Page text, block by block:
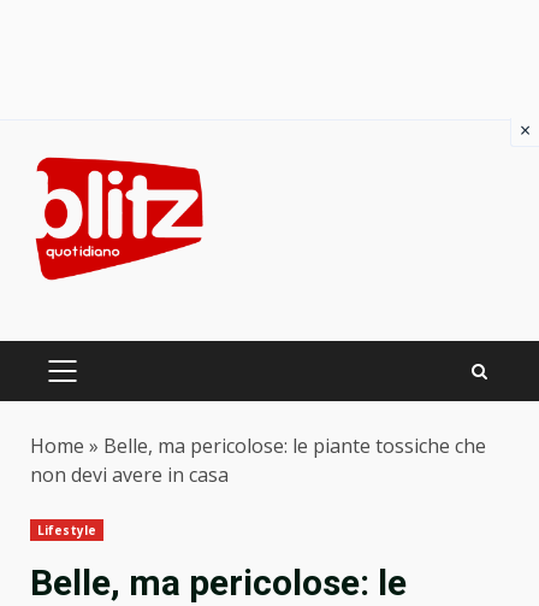
content
PRIMARY
Home » Belle, ma pericolose: le piante tossiche che
non devi avere in casa
Lifestyle
Belle, ma pericolose: le
×